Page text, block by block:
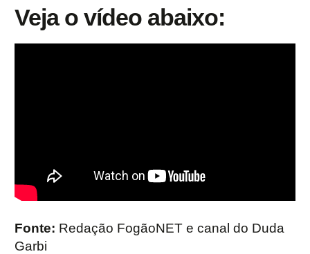
Veja o vídeo abaixo:
Fonte: Redação FogãoNET e canal do Duda
Garbi